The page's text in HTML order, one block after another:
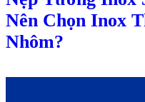
Nên Chọn Inox
Nhôm?